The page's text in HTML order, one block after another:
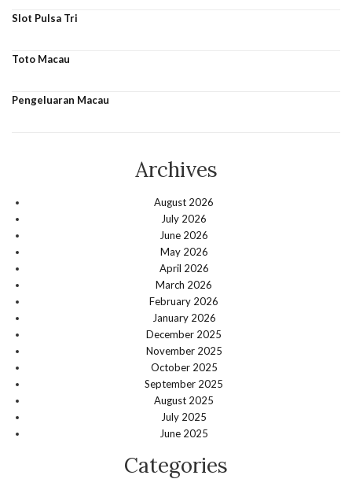
Slot Pulsa Tri
Toto Macau
Pengeluaran Macau
Archives
August 2026
July 2026
June 2026
May 2026
April 2026
March 2026
February 2026
January 2026
December 2025
November 2025
October 2025
September 2025
August 2025
July 2025
June 2025
Categories